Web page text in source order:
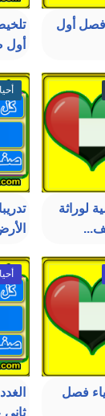
فصل أول
لوراثة
فصل